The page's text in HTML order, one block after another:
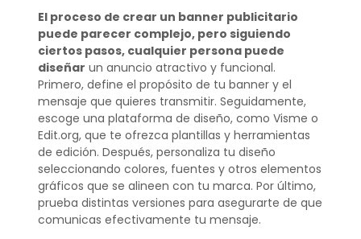
El proceso de crear un banner publicitario
puede parecer complejo, pero siguiendo
ciertos pasos, cualquier persona puede
diseñar un anuncio atractivo y funcional.
Primero, define el propósito de tu banner y el
mensaje que quieres transmitir. Seguidamente,
escoge una plataforma de diseño, como Visme o
Edit.org, que te ofrezca plantillas y herramientas
de edición. Después, personaliza tu diseño
seleccionando colores, fuentes y otros elementos
gráficos que se alineen con tu marca. Por último,
prueba distintas versiones para asegurarte de que
comunicas efectivamente tu mensaje.